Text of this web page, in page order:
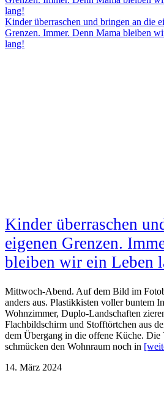
Kinder überraschen und bringen an die
Grenzen. Immer. Denn Mama bleiben
lang!
Kinder überraschen
eigenen Grenzen.
bleiben wir ein Leben
Mittwoch-Abend. Auf dem Bild im
anders aus. Plastikkisten voller buntem
Wohnzimmer, Duplo-Landschaften
Flachbildschirm und Stofftörtchen aus
dem Übergang in die offene Küche. Die
schmücken den Wohnraum noch in
14. März 2024